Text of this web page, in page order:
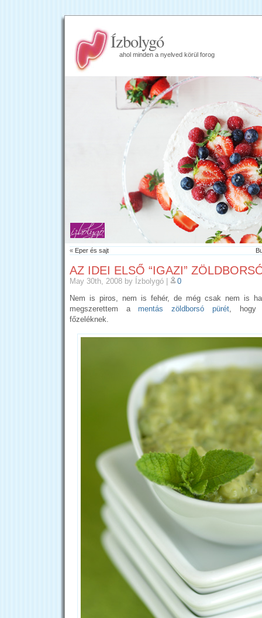
Ízbolygó
ahol minden a nyelved körül forog
« Eper és sajt
AZ IDEI ELSŐ “IGAZI”
May 30th, 2008 by Ízbolygó |
0
Nem is piros, nem is fehér, de még csak nem is
megszerettem amentás zöldborsó pürét, hogy
főzeléknek.